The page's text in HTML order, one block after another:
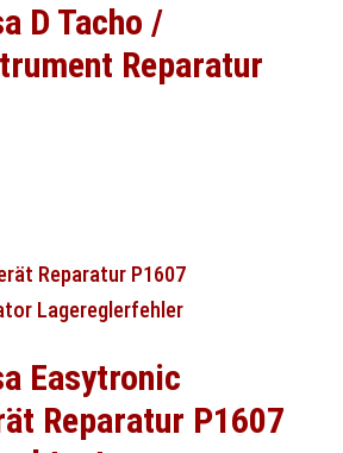
D Tacho /
Reparatur
Easytronic
Reparatur P1607